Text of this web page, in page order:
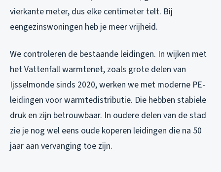
vierkante meter, dus elke centimeter telt. Bij
eengezinswoningen heb je meer vrijheid.
We controleren de bestaande leidingen. In wijken met
het Vattenfall warmtenet, zoals grote delen van
Ijsselmonde sinds 2020, werken we met moderne PE-
leidingen voor warmtedistributie. Die hebben stabiele
druk en zijn betrouwbaar. In oudere delen van de stad
zie je nog wel eens oude koperen leidingen die na 50
jaar aan vervanging toe zijn.